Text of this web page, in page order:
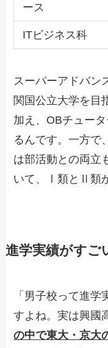
ース
ITビジネス科
スーパーアドバン
関国公立大学を目
加え、OBチュー
るんです。一方で
は部活動との両立
いて、Ⅰ類とⅡ類
進学実績がすご
「男子校って進
すよね。実は興國
の中で東大・京大